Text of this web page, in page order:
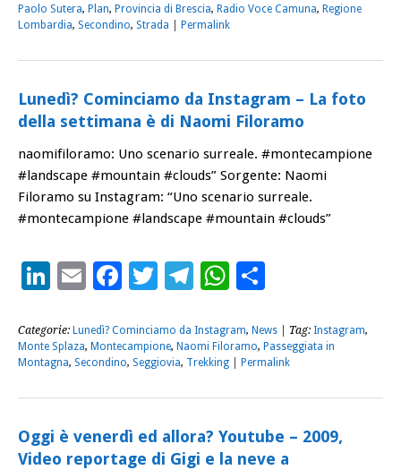
Paolo Sutera, Plan, Provincia di Brescia, Radio Voce Camuna, Regione
Lombardia, Secondino, Strada Permalink
Lunedì? Cominciamo da Instagram – La foto
della settimana è di Naomi Filoramo
naomifiloramo: Uno scenario surreale. #montecampione
#landscape #mountain #clouds” Sorgente: Naomi
Filoramo su Instagram: “Uno scenario surreale.
#montecampione #landscape #mountain #clouds”
LinkedIn
EmailFacebook
Twitter
Telegram
WhatsApp
Categorie: Lunedì? Cominciamo da Instagram, News | Tag: Instagram,
Monte Splaza, Montecampione, Naomi Filoramo, Passeggiata in
Montagna, Secondino, Seggiovia, Trekking Permalink
Oggi è venerdì ed allora? Youtube – 2009,
Video reportage di Gigi e la neve a